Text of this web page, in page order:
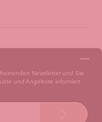
Newsletter und Sie
und Angebote informiert